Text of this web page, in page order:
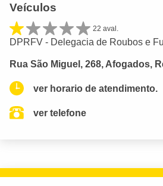
Veículos
22 aval.
DPRFV - Delegacia de Roubos e
Rua São Miguel, 268, Afogados,
ver horario de atendimento.
ver telefone